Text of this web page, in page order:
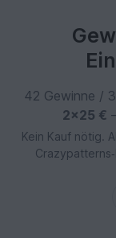
42 Gewinne /
2×25 €
Kein Kauf nötig.